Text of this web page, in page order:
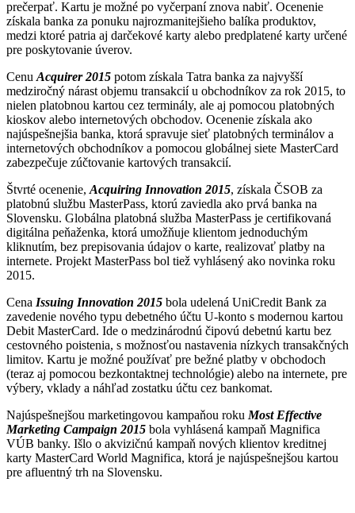
prečerpať. Kartu je možné po vyčerpaní znova nabiť. Ocenenie
získala banka za ponuku najrozmanitejšieho balíka produktov,
medzi ktoré patria aj darčekové karty alebo predplatené karty určené
pre poskytovanie úverov.
Cenu Acquirer 2015 potom získala Tatra banka za najvyšší
medziročný nárast objemu transakcií u obchodníkov za rok 2015, to
nielen platobnou kartou cez terminály, ale aj pomocou platobných
kioskov alebo internetových obchodov. Ocenenie získala ako
najúspešnejšia banka, ktorá spravuje sieť platobných terminálov a
internetových obchodníkov a pomocou globálnej siete MasterCard
zabezpečuje zúčtovanie kartových transakcií.
Štvrté ocenenie, Acquiring Innovation 2015, získala ČSOB za
platobnú službu MasterPass, ktorú zaviedla ako prvá banka na
Slovensku. Globálna platobná služba MasterPass je certifikovaná
digitálna peňaženka, ktorá umožňuje klientom jednoduchým
kliknutím, bez prepisovania údajov o karte, realizovať platby na
internete. Projekt MasterPass bol tiež vyhlásený ako novinka roku
2015.
Cena Issuing Innovation 2015 bola udelená UniCredit Bank za
zavedenie nového typu debetného účtu U-konto s modernou kartou
Debit MasterCard. Ide o medzinárodnú čipovú debetnú kartu bez
cestovného poistenia, s možnosťou nastavenia nízkych transakčných
limitov. Kartu je možné používať pre bežné platby v obchodoch
(teraz aj pomocou bezkontaktnej technológie) alebo na internete, pre
výbery, vklady a náhľad zostatku účtu cez bankomat.
Najúspešnejšou marketingovou kampaňou roku Most Effective
Marketing Campaign 2015 bola vyhlásená kampaň Magnifica
VÚB banky. Išlo o akvizičnú kampaň nových klientov kreditnej
karty MasterCard World Magnifica, ktorá je najúspešnejšou kartou
pre afluentný trh na Slovensku.